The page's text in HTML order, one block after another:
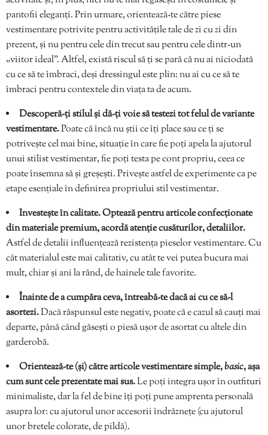
pantofii eleganți. Prin urmare, orientează-te către piese
vestimentare potrivite pentru activitățile tale de zi cu zi din
prezent, și nu pentru cele din trecut sau pentru cele dintr-un
„viitor ideal”. Altfel, există riscul să ți se pară că nu ai niciodată
cu ce să te îmbraci, deși dressingul este plin: nu ai cu ce să te
îmbraci pentru contextele din viața ta de acum.
Descoperă-ți stilul și dă-ți voie să testezi tot felul de variante
vestimentare.Poate că încă nu știi ce îți place sau ce ți se
potrivește cel mai bine, situație în care fie poți apela la ajutorul
unui stilist vestimentar, fie poți testa pe cont propriu, ceea ce
poate însemna să și greșești. Privește astfel de experimente ca pe
etape esențiale în definirea propriului stil vestimentar.
Investește în calitate.Optează pentru articole confecționate
din materiale premium, acordă atenție cusăturilor, detaliilor.
Astfel de detalii influențează rezistența pieselor vestimentare. Cu
cât materialul este mai calitativ, cu atât te vei putea bucura mai
mult, chiar și ani la rând, de hainele tale favorite.
Înainte de a cumpăra ceva, întreabă-te dacă ai cu ce să-l
asortezi.Dacă răspunsul este negativ, poate că e cazul să cauți mai
departe, până când găsești o piesă ușor de asortat cu altele din
garderobă.
Orientează-te (și) către articole vestimentare simple,basic, așa
cum sunt cele prezentate mai sus.Le poți integra ușor în outfituri
minimaliste, dar la fel de bine îți poți pune amprenta personală
asupra lor: cu ajutorul unor accesorii îndrăznețe (cu ajutorul
unor bretele colorate, de pildă).